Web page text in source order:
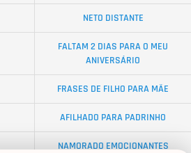
NETO DISTANTE
FALTAM 2 DIAS PARA O MEU
ANIVERSÁRIO
FRASES DE FILHO PARA MÃE
AFILHADO PARA PADRINHO
NAMORADO EMOCIONANTES